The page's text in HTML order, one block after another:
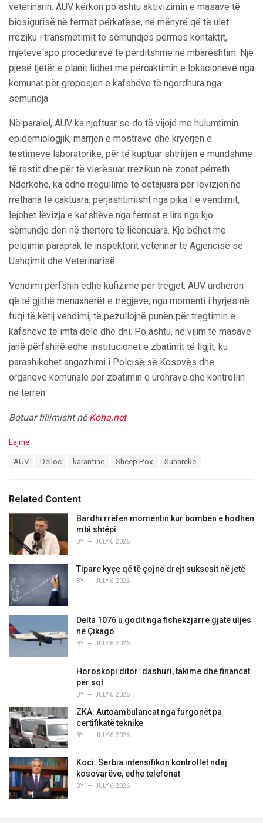
veterinarin. AUV kërkon po ashtu aktivizimin e masave të
biosigurisë në fermat përkatëse, në mënyrë që të ulet
rreziku i transmetimit të sëmundjes përmes kontaktit,
mjeteve apo procedurave të përditshme në mbarështim. Një
pjesë tjetër e planit lidhet me përcaktimin e lokacioneve nga
komunat për groposjen e kafshëve të ngordhura nga
sëmundja.
Në paralel, AUV ka njoftuar se do të vijojë me hulumtimin
epidemiologjik, marrjen e mostrave dhe kryerjen e
testimeve laboratorike, për të kuptuar shtrirjen e mundshme
të rastit dhe për të vlerësuar rrezikun në zonat përreth.
Ndërkohë, ka edhe rregullime të detajuara për lëvizjen në
rrethana të caktuara: përjashtimisht nga pika I e vendimit,
lejohet lëvizja e kafshëve nga fermat e lira nga kjo
sëmundje deri në thertore të licencuara. Kjo bëhet me
pëlqimin paraprak të inspektorit veterinar të Agjencisë së
Ushqimit dhe Veterinarisë.
Vendimi përfshin edhe kufizime për tregjet. AUV urdhëron
që të gjithë menaxherët e tregjeve, nga momenti i hyrjes në
fuqi të këtij vendimi, të pezullojnë punën për tregtimin e
kafshëve të imta dele dhe dhi. Po ashtu, në vijim të masave
janë përfshirë edhe institucionet e zbatimit të ligjit, ku
parashikohet angazhimi i Polcisë së Kosovës dhe
organeve komunale për zbatimin e urdhrave dhe kontrollin
në terren.
Botuar fillimisht nëKoha.net
C
o
r
i
s
Lajme
:
AUV Delloc karantinë Sheep Pox Suharekë
Related Content
Bardhi rrëfen momentin kur bombën e hodhën
mbi shtëpi
BY JULY 6, 2026
Tipare kyçe që të çojnë drejt suksesit në jetë
BY JULY 6, 2026
Delta 1076 u godit nga fishekzjarrë gjatë uljes
në Çikago
BY JULY 6, 2026
Horoskopi ditor: dashuri, takime dhe financat
për sot
BY JULY 6, 2026
ZKA: Autoambulancat nga furgonët pa
certifikatë teknike
BY JULY 6, 2026
Koci: Serbia intensifikon kontrollet ndaj
kosovarëve, edhe telefonat
BY JULY 6, 2026